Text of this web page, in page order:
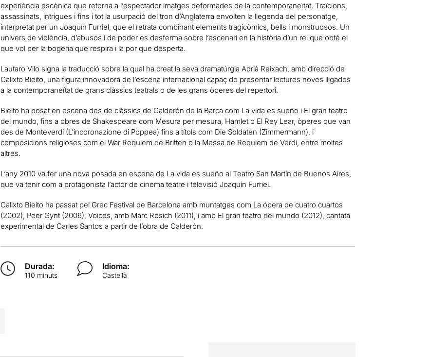
experiència escènica que retorna a l’espectador imatges deformades de la contemporaneïtat. Traïcions,
assassinats, intrigues i fins i tot la usurpació del tron d’Anglaterra envolten la llegenda del personatge,
interpretat per un Joaquín Furriel, que el retrata combinant elements tragicòmics, bells i monstruosos. Un
univers de violència, d’abusos i de poder es desferma sobre l’escenari en la història d’un rei que obté el
que vol per la bogeria que respira i la por que desperta.
Lautaro Vilo signa la traducció sobre la qual ha creat la seva dramatúrgia Adrià Reixach, amb direcció de
Calixto Bieito, una figura innovadora de l’escena internacional capaç de presentar lectures noves lligades
a la contemporaneïtat de grans clàssics teatrals o de les grans òperes del repertori.
Bieito ha posat en escena des de clàssics de Calderón de la Barca com La vida es sueño i El gran teatro
del mundo, fins a obres de Shakespeare com Mesura per mesura, Hamlet o El Rey Lear, òperes que van
des de Monteverdi (L’incoronazione di Poppea) fins a títols com Die Soldaten (Zimmermann), i
composicions religioses com el War Requiem de Britten o la Messa de Requiem de Verdi, entre moltes
altres.
L’any 2010 va fer una nova posada en escena de La vida es sueño al Teatro San Martín de Buenos Aires,
que va tenir com a protagonista l’actor de cinema teatre i televisió Joaquín Furriel.
Calixto Bieito ha passat pel Grec Festival de Barcelona amb muntatges com La ópera de cuatro cuartos
(2002), Peer Gynt (2006), Voices, amb Marc Rosich (2011), i amb El gran teatro del mundo (2012), cantata
experimental de Carles Santos a partir de l’obra de Calderón.
Durada:
110 minuts
Idioma:
Castellà